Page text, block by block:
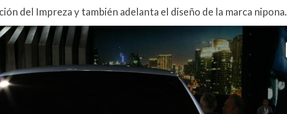
del Impreza y también adelanta el diseño de la marca nipona.